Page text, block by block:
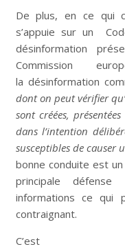
De plus, en ce qui
s’appuie sur un
désinformation
Commission
la désinformation
dont on peut vérifier
sont créées,
dans l’intention
susceptibles de causer
bonne conduite est
principale
informations ce qui
contraignant.
C’est